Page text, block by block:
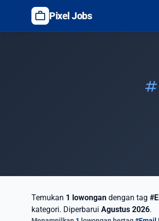
work Pixel Jobs
tag
Temukan 1 lowongan dengan tag
kategori. Diperbarui Agustus 2026.